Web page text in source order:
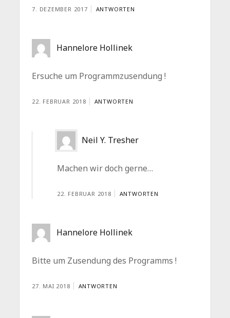
7. DEZEMBER 2017 ANTWORTEN
Hannelore Hollinek
Ersuche um Programmzusendung !
22. FEBRUAR 2018 ANTWORTEN
Neil Y. Tresher
Machen wir doch gerne…
22. FEBRUAR 2018 ANTWORTEN
Hannelore Hollinek
Bitte um Zusendung des Programms !
27. MAI 2018 ANTWORTEN